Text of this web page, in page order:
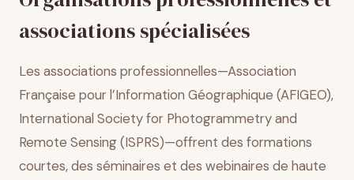
associations spécialisées
Les associations professionnelles—Association
Française pour l’Information Géographique (AFIGEO),
International Society for Photogrammetry and
Remote Sensing (ISPRS)—offrent des formations
courtes, des séminaires et des webinaires de haute